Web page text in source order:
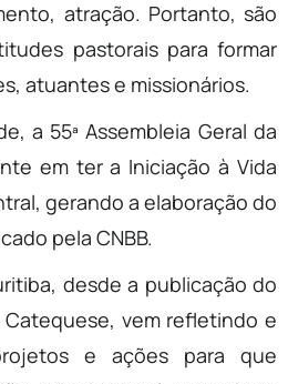
atração. Portanto, são
pastorais para formar
atuantes e missionários.
a 55ª Assembleia Geral da
em ter a Iniciação à Vida
gerando a elaboração do
pela CNBB.
desde a publicação do
vem refletindo e
e ações para que